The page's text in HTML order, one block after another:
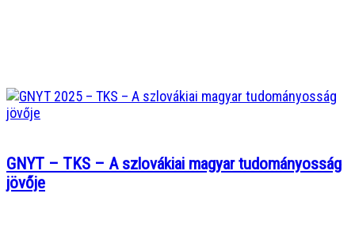
GNYT – TKS – A szlovákiai magyar tudományosság
jövője